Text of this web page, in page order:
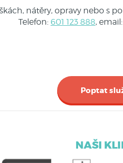
nátěry, opravy nebo s
Telefon: 601 123 888, email:
Poptat
NAŠI